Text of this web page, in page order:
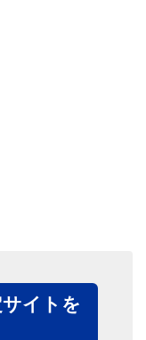
イトを